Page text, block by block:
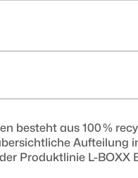
besteht aus 100 %
Aufteilung
Produktlinie L-BOXX